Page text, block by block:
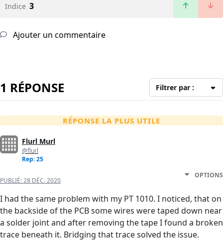
Indice 3
Ajouter un commentaire
1 RÉPONSE Filtrer par :
RÉPONSE LA PLUS UTILE
Flurl Murl
@flurl
Rep: 25
PUBLIÉ:28 DÉC. 2020
OPTIONS
I had the same problem with my PT 1010. I noticed, that on
the backside of the PCB some wires were taped down near
a solder joint and after removing the tape I found a broken
trace beneath it. Bridging that trace solved the issue.